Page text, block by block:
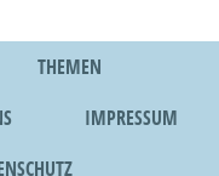
THEMEN
IMPRESSUM